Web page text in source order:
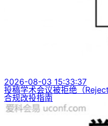
2026-08-03 15:33:37
投稿学术会议被拒绝（
合规改投指南